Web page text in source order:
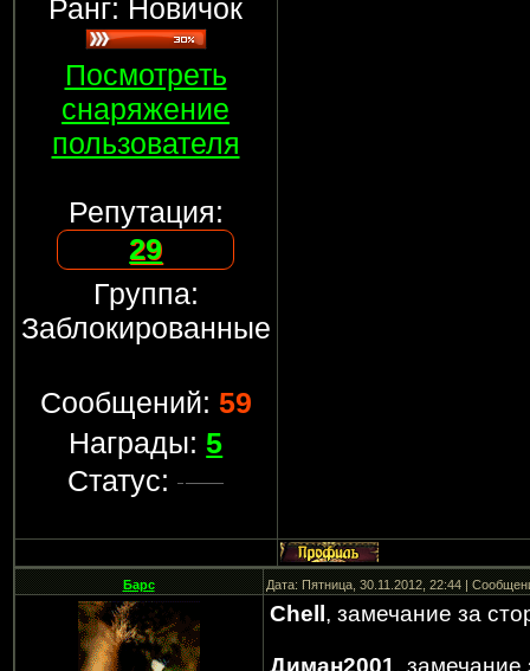
Ранг: Новичок
Посмотреть
снаряжение
пользователя
Репутация:
29
Группа:
Заблокированные
Сообщений: 59
Награды:5
Статус:
Барс Дата: Пятница, 30.11.2012, 22:44 |
Chell , замечание за
Диман2001, замечание